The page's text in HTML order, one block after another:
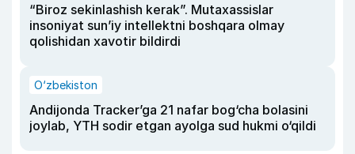
“Biroz sekinlashish kerak”. Mutaxassislar
insoniyat sun’iy intellektni boshqara olmay
qolishidan xavotir bildirdi
O‘zbekiston
Andijonda Tracker’ga 21 nafar bog‘cha bolasini
joylab, YTH sodir etgan ayolga sud hukmi o‘qildi